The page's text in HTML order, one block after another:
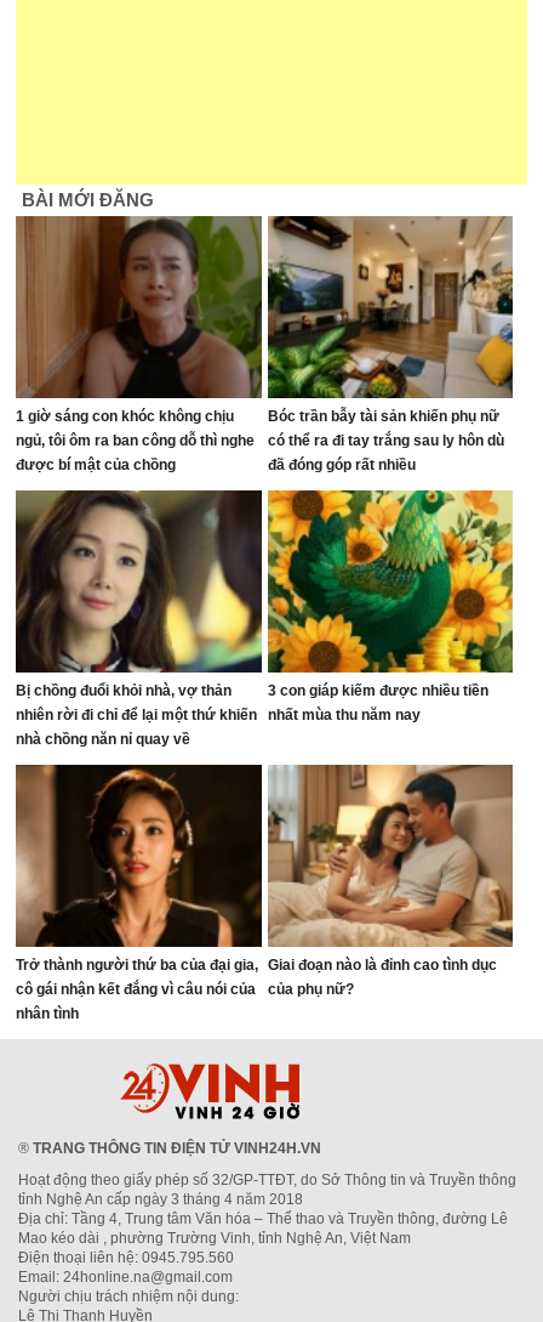
BÀI MỚI ĐĂNG
1 giờ sáng con khóc không chịu
ngủ, tôi ôm ra ban công dỗ thì nghe
được bí mật của chồng
Bóc trần bẫy tài sản khiến phụ nữ
có thể ra đi tay trắng sau ly hôn dù
đã đóng góp rất nhiều
Bị chồng đuổi khỏi nhà, vợ thản
nhiên rời đi chỉ để lại một thứ khiến
nhà chồng năn nỉ quay về
3 con giáp kiếm được nhiều tiền
nhất mùa thu năm nay
Trở thành người thứ ba của đại gia,
cô gái nhận kết đắng vì câu nói của
nhân tình
Giai đoạn nào là đỉnh cao tình dục
của phụ nữ?
® TRANG THÔNG TIN ĐIỆN TỬ VINH24H.VN
Hoạt động theo giấy phép số 32/GP-TTĐT, do Sở Thông tin và Truyền thông
tỉnh Nghệ An cấp ngày 3 tháng 4 năm 2018
Địa chỉ: Tầng 4, Trung tâm Văn hóa – Thể thao và Truyền thông, đường Lê
Mao kéo dài , phường Trường Vinh, tỉnh Nghệ An, Việt Nam
Điện thoại liên hệ: 0945.795.560
Email: 24honline.na@gmail.com
Người chịu trách nhiệm nội dung:
Lê Thị Thanh Huyền